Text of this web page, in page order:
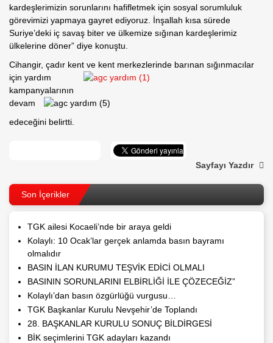
kardeşlerimizin sorunlarını hafifletmek için sosyal sorumluluk
görevimizi yapmaya gayret ediyoruz. İnşallah kısa sürede
Suriye’deki iç savaş biter ve ülkemize sığınan kardeşlerimiz
ülkelerine döner” diye konuştu.
Cihangir, çadır kent ve kent merkezlerinde barınan sığınmacılar
için yardım
kampanyalarının
devam
edeceğini belirtti.
Sayfayı Yazdır
Son İçerikler
TGK ailesi Kocaeli’nde bir araya geldi
Kolaylı: 10 Ocak’lar gerçek anlamda basın bayramı
olmalıdır
BASIN İLAN KURUMU TEŞVİK EDİCİ OLMALI
BASININ SORUNLARINI ELBİRLİĞİ İLE ÇÖZECEĞİZ”
Kolaylı’dan basın özgürlüğü vurgusu…
TGK Başkanlar Kurulu Nevşehir’de Toplandı
28. BAŞKANLAR KURULU SONUÇ BİLDİRGESİ
BİK seçimlerini TGK adayları kazandı